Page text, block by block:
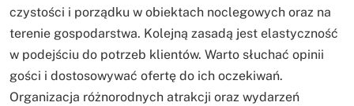
czystości i porządku w obiektach noclegowych oraz na
terenie gospodarstwa. Kolejną zasadą jest elastyczność
w podejściu do potrzeb klientów. Warto słuchać opinii
gości i dostosowywać ofertę do ich oczekiwań.
Organizacja różnorodnych atrakcji oraz wydarzeń